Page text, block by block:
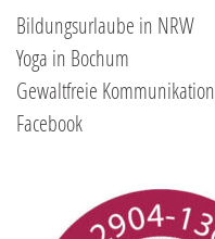
Bildungsurlaube in NRW
Yoga in Bochum
Gewaltfreie Kommunikation
Facebook